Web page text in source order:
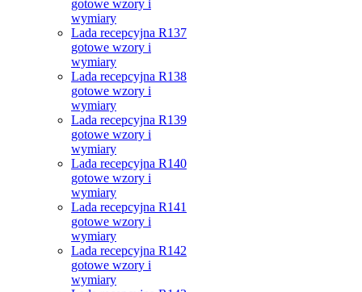
gotowe wzory i
wymiary
Lada recepcyjna R137
gotowe wzory i
wymiary
Lada recepcyjna R138
gotowe wzory i
wymiary
Lada recepcyjna R139
gotowe wzory i
wymiary
Lada recepcyjna R140
gotowe wzory i
wymiary
Lada recepcyjna R141
gotowe wzory i
wymiary
Lada recepcyjna R142
gotowe wzory i
wymiary